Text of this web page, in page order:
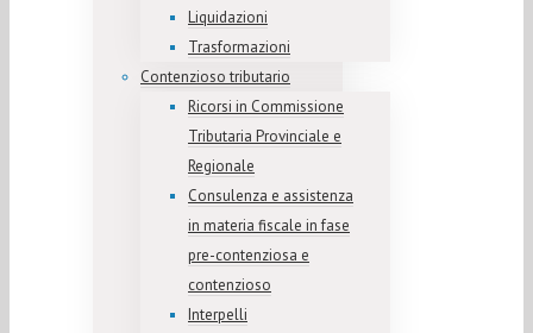
Liquidazioni
Trasformazioni
Contenzioso tributario
Ricorsi in Commissione
Tributaria Provinciale e
Regionale
Consulenza e assistenza
in materia fiscale in fase
pre-contenziosa e
contenzioso
Interpelli